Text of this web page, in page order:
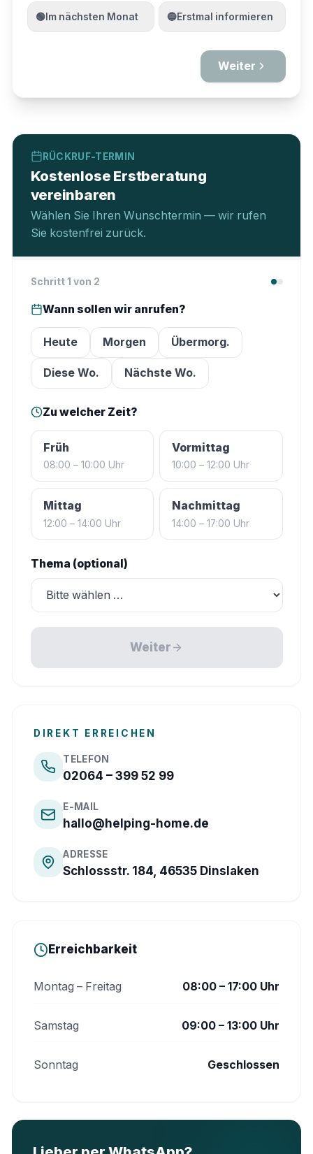
🟢Im nächsten Monat 🔵Erstmal informieren
Weiter
RÜCKRUF-TERMIN
Kostenlose Erstberatung
vereinbaren
Wählen Sie Ihren Wunschtermin — wir rufen
Sie kostenfrei zurück.
Schritt1 von 2
Wann sollen wir anrufen?
Heute Morgen Übermorg.
Diese Wo. Nächste Wo.
Zu welcher Zeit?
Früh
08:00 – 10:00 Uhr
Vormittag
10:00 – 12:00 Uhr
Mittag
12:00 – 14:00 Uhr
Nachmittag
14:00 – 17:00 Uhr
Thema (optional)
Weiter
DIREKT ERREICHEN
TELEFON
02064 – 399 52 99
E-MAIL
hallo@helping-home.de
ADRESSE
Schlossstr. 184, 46535 Dinslaken
Erreichbarkeit
Montag – Freitag 08:00 – 17:00 Uhr
Samstag 09:00 – 13:00 Uhr
Sonntag Geschlossen